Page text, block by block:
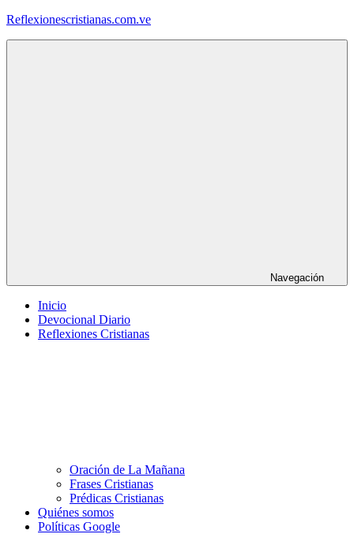
Saltar
Reflexionescristianas.com.ve
Navegación
Inicio
Devocional Diario
Reflexiones Cristianas
Oración de La Mañana
Frases Cristianas
Prédicas Cristianas
Quiénes somos
Políticas Google